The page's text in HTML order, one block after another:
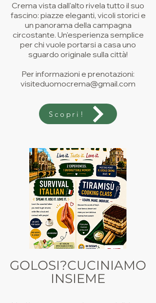
Crema vista dall'alto rivela tutto il suo
fascino: piazze eleganti, vicoli storici e
un panorama della campagna
circostante. Un'esperienza semplice
per chi vuole portarsi a casa uno
sguardo originale sulla città!
Per informazioni e prenotazioni:
visiteduomocrema@gmail.com
Scopri!
GOLOSI?CUCINIAMO
INSIEME